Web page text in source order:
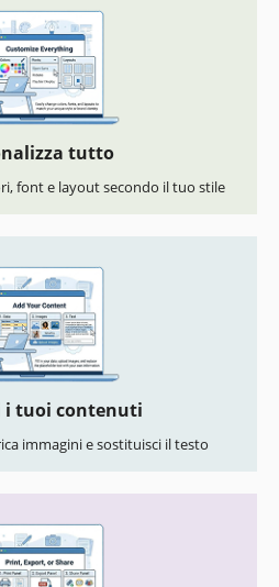
tutto
font e layout secondo il tuo stile
i tuoi contenuti
immagini e sostituisci il testo